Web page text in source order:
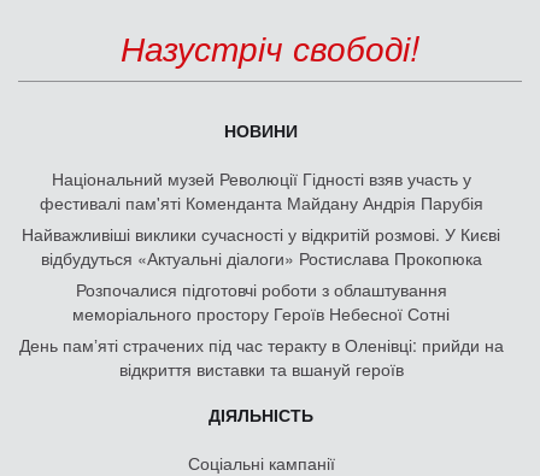
Назустріч свободі!
НОВИНИ
Національний музей Революції Гідності взяв участь у
фестивалі пам'яті Коменданта Майдану Андрія Парубія
Найважливіші виклики сучасності у відкритій розмові. У Києві
відбудуться «Актуальні діалоги» Ростислава Прокопюка
Розпочалися підготовчі роботи з облаштування
меморіального простору Героїв Небесної Сотні
День памʼяті страчених під час теракту в Оленівці: прийди на
відкриття виставки та вшануй героїв
ДІЯЛЬНІСТЬ
Соціальні кампанії